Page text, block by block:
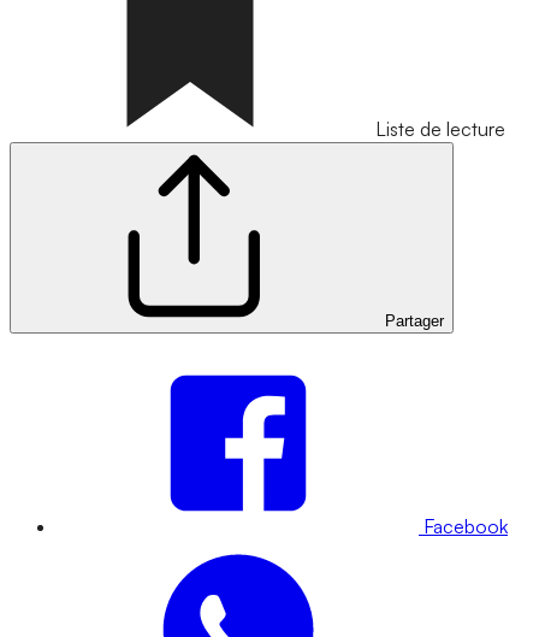
Liste de lecture
Partager
Facebook